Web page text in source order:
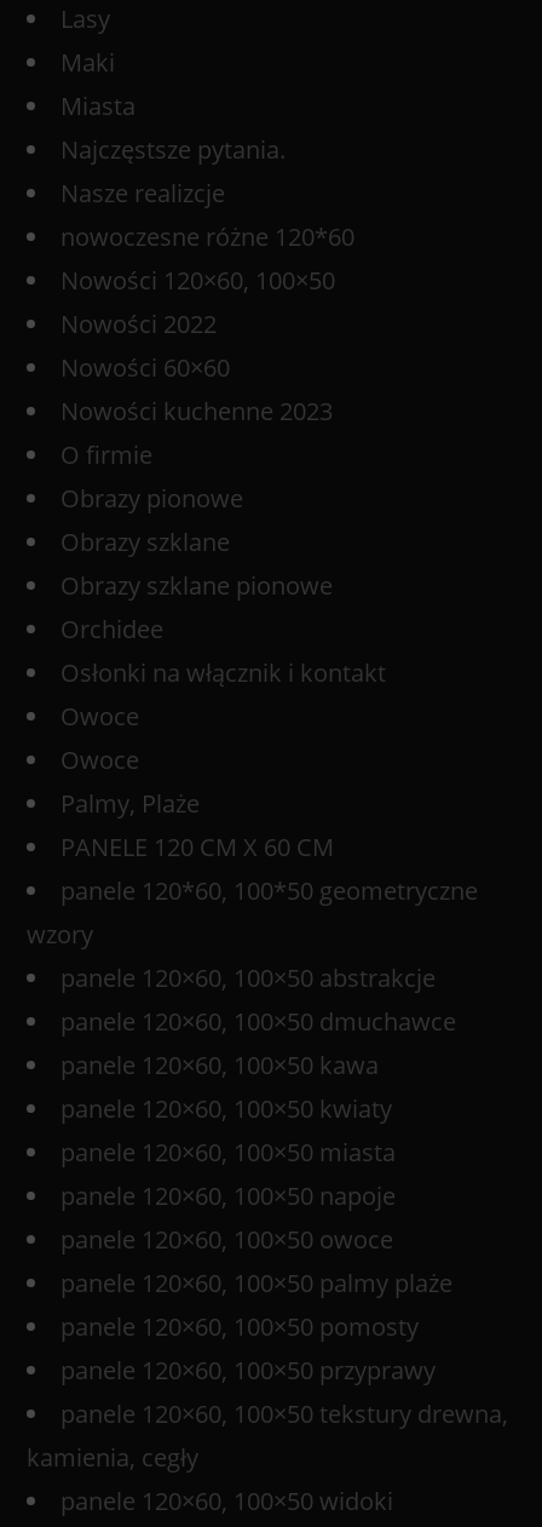
Lasy
Maki
Miasta
Najczęstsze pytania.
Nasze realizcje
nowoczesne różne 120*60
Nowości 120×60, 100×50
Nowości 2022
Nowości 60×60
Nowości kuchenne 2023
O firmie
Obrazy pionowe
Obrazy szklane
Obrazy szklane pionowe
Orchidee
Osłonki na włącznik i kontakt
Owoce
Owoce
Palmy, Plaże
PANELE 120 CM X 60 CM
panele 120*60, 100*50 geometryczne
wzory
panele 120×60, 100×50 abstrakcje
panele 120×60, 100×50 dmuchawce
panele 120×60, 100×50 kawa
panele 120×60, 100×50 kwiaty
panele 120×60, 100×50 miasta
panele 120×60, 100×50 napoje
panele 120×60, 100×50 owoce
panele 120×60, 100×50 palmy plaże
panele 120×60, 100×50 pomosty
panele 120×60, 100×50 przyprawy
panele 120×60, 100×50 tekstury drewna,
kamienia, cegły
panele 120×60, 100×50 widoki